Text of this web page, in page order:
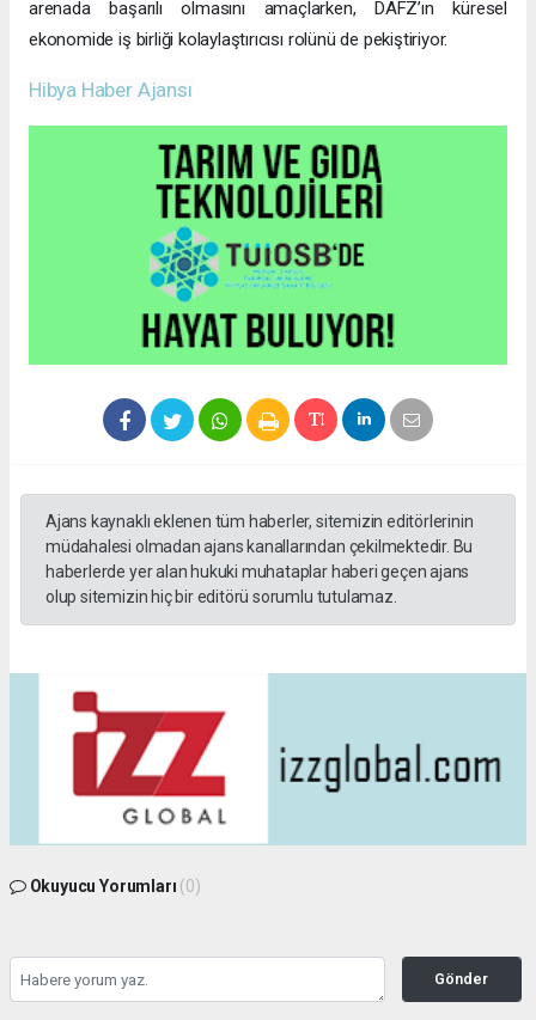
arenada başarılı olmasını amaçlarken, DAFZ’ın küresel
ekonomide iş birliği kolaylaştırıcısı rolünü de pekiştiriyor.
Hibya Haber Ajansı
Ajans kaynaklı eklenen tüm haberler, sitemizin editörlerinin
müdahalesi olmadan ajans kanallarından çekilmektedir. Bu
haberlerde yer alan hukuki muhataplar haberi geçen ajans
olup sitemizin hiç bir editörü sorumlu tutulamaz.
Okuyucu Yorumları (0)
Gönder